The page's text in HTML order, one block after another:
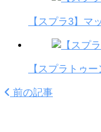
【スプラ3】マ
【スプラトゥ
前の記事